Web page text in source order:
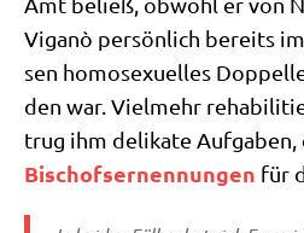
Viganò per­sön­lich bereits im
sen homo­se­xu­el­les
den war. Viel­mehr
trug ihm deli­ka­te Auf­ga­ben,
Bischofs­er­nen­nun­gen für